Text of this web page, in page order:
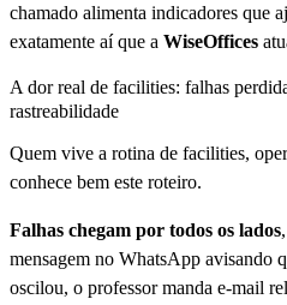
chamado alimenta indicadores que
exatamente aí que a WiseOffices
A dor real de facilities: falhas
rastreabilidade
Quem vive a rotina de facilities,
conhece bem este roteiro.
Falhas chegam por todos os lados
mensagem no WhatsApp avisando
oscilou, o professor manda e-mail